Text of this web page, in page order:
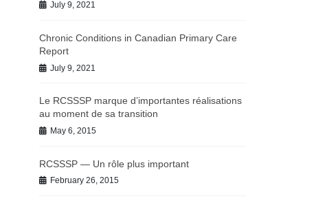
July 9, 2021
Chronic Conditions in Canadian Primary Care
Report
July 9, 2021
Le RCSSSP marque d’importantes réalisations
au moment de sa transition
May 6, 2015
RCSSSP — Un rôle plus important
February 26, 2015